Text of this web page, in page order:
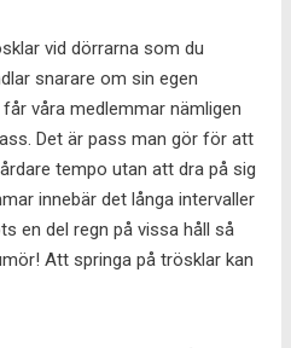
vid dörrarna som du
snarare om sin egen
våra medlemmar nämligen
Det är pass man gör för att
tempo utan att dra på sig
innebär det långa intervaller
en del regn på vissa håll så
Att springa på trösklar kan